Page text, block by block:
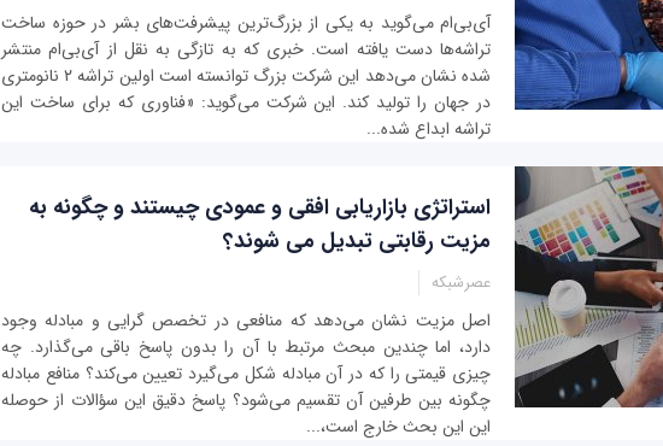
آی‌بی‌ام می‌گوید به یکی از بزرگ‌ترین پیشرفت‌های بشر در حوزه ساخت
تراشه‌ها دست یافته است. خبری که به تازگی به نقل از آی‌بی‌ام منتشر
شده نشان می‌دهد این شرکت بزرگ توانسته است اولین تراشه ۲ نانومتری
در جهان را تولید کند. این شرکت می‌گوید: «فناوری که برای ساخت این
تراشه ابداع شده...
استراتژی بازاریابی افقی و عمودی چیستند و چگونه به
مزیت رقابتی تبدیل می شوند؟
عصرشبکه
اصل مزیت نشان می‌دهد که منافعی در تخصص گرایی و مبادله وجود
دارد، اما چندین مبحث مرتبط با آن را بدون پاسخ باقی می‌گذارد. چه
چیزی قیمتی را که در آن مبادله شکل می‌گیرد تعیین می‌کند؟ منافع مبادله
چگونه بین طرفین آن تقسیم می‌شود؟ پاسخ دقیق این سؤالات از حوصله
این این بحث خارج است،...